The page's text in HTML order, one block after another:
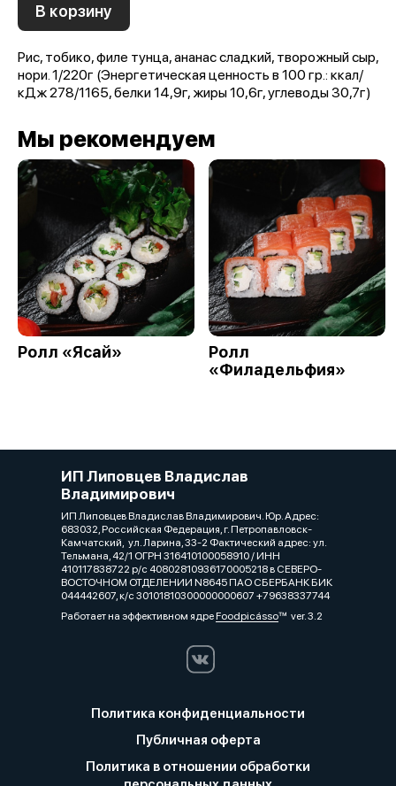
В корзину
Рис, тобико, филе тунца, ананас сладкий, творожный сыр,
нори. 1/220г (Энергетическая ценность в 100 гр.: ккал/
кДж 278/1165, белки 14,9г, жиры 10,6г, углеводы 30,7г)
Мы рекомендуем
Ролл «Ясай»
Ролл
«Филадельфия»
ИП Липовцев Владислав
Владимирович
ИП Липовцев Владислав Владимирович. Юр. Адрес:
683032, Российская Федерация, г. Петропавловск-
Камчатский, ул. Ларина, 33-2 Фактический адрес: ул.
Тельмана, 42/1 ОГРН 316410100058910 / ИНН
410117838722 р/с 40802810936170005218 в СЕВЕРО-
ВОСТОЧНОМ ОТДЕЛЕНИИ N8645 ПАО СБЕРБАНК БИК
044442607, к/с 30101810300000000607 +79638337744
Работает на эффективном ядреFoodpicássover. 3.2
Политика конфиденциальности
Публичная оферта
Политика в отношении обработки